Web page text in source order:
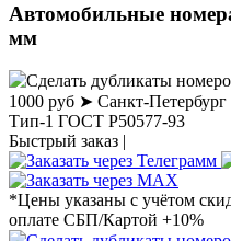
Автомобильные
мм
Тип-1 ГОСТ Р50577-93
Быстрый заказ |
*Цены указаны с учётом
оплате СБП/Картой +10%